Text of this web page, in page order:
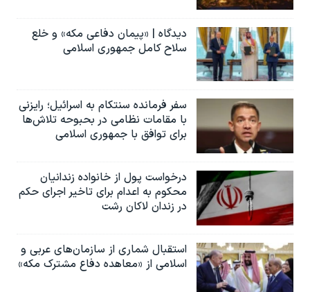
دیدگاه | «پیمان دفاعی مکه» و خلع
سلاح کامل جمهوری اسلامی
سفر فرمانده سنتکام به اسرائیل؛ رایزنی
با مقامات نظامی در بحبوحه تلاش‌ها
برای توافق با جمهوری اسلامی
درخواست پول از خانواده زندانیان
محکوم به‌ اعدام برای تاخیر اجرای حکم
در زندان لاکان رشت
استقبال شماری از سازمان‌های عربی و
اسلامی از «معاهده دفاع مشترک مکه»